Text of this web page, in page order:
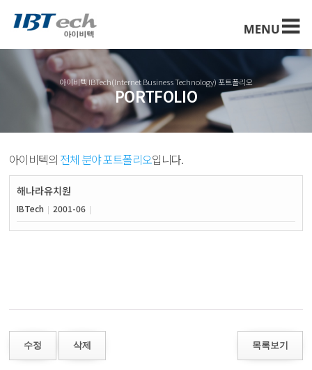
아이비텍 IBTech(Internet Business Technology) 포트폴리오
PORTFOLIO
아이비텍의 전체 분야 포트폴리오입니다.
해나라유치원
IBTech | 2001-06 |
수정 삭제 목록보기